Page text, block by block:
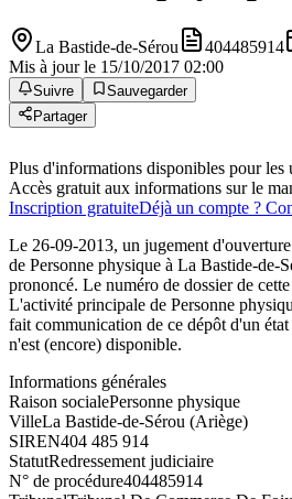
La Bastide-de-Sérou 404485914
Mis à jour le 15/10/2017 02:00
Suivre
Sauvegarder
Partager
Plus d'informations disponibles pour les
Accès gratuit aux informations sur le
Inscription gratuiteDéjà un compte ?
Le 26-09-2013, un jugement
de Personne physique à La Bastide-de-
prononcé. Le numéro de dossier de
L'activité principale de Personne
fait communication de ce dépôt d'un
n'est (encore) disponible.
Informations générales
Raison socialePersonne physique
VilleLa Bastide-de-Sérou (Ariège)
SIREN404 485 914
StatutRedressement judiciaire
N° de procédure404485914